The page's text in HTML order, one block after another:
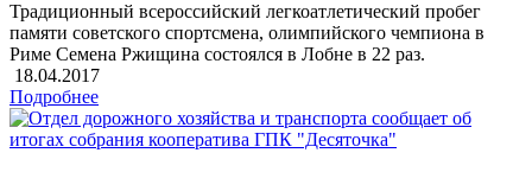
Традиционный всероссийский легкоатлетический пробег
памяти советского спортсмена, олимпийского чемпиона в
Риме Семена Ржищина состоялся в Лобне в 22 раз.
18.04.2017
Подробнее